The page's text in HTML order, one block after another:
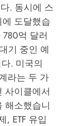
. 동시에 스
도달했습
780억 달러
기 중인 예
. 미국의
라는 두 가
사이클에서
해소했습니
, ETF 유입